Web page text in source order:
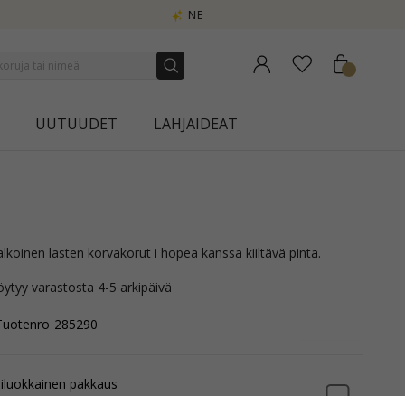
UUTUUDET LAHJAIDEAT
lasten korvakorut i hopea kanssa kiiltävä pinta.
varastosta 4-5 arkipäivä
285290
pakkaus